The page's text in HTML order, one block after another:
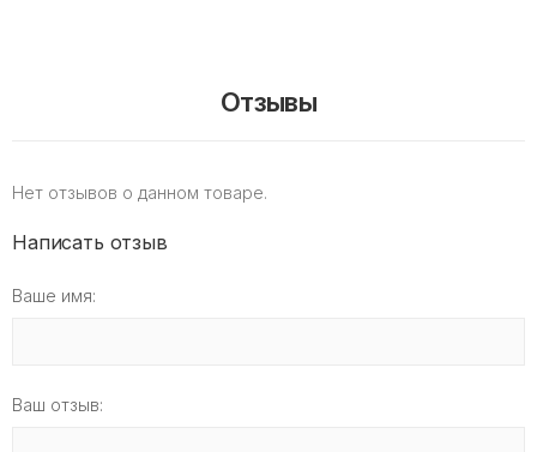
Отзывы
Нет отзывов о данном товаре.
Написать отзыв
Ваше имя:
Ваш отзыв: